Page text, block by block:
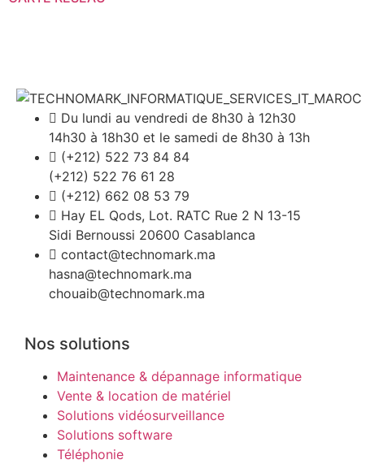
Du lundi au vendredi de 8h30 à 12h30
14h30 à 18h30 et le samedi de 8h30 à 13h
(+212) 522 73 84 84
(+212) 522 76 61 28
(+212) 662 08 53 79
Hay EL Qods, Lot. RATC Rue 2 N 13-15
Sidi Bernoussi 20600 Casablanca
contact@technomark.ma
hasna@technomark.ma
chouaib@technomark.ma
Nos solutions
Maintenance & dépannage informatique
Vente & location de matériel
Solutions vidéosurveillance
Solutions software
Téléphonie